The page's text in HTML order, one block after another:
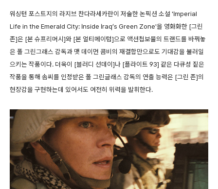
워싱턴 포스트지의 라지브 찬다라세카란이 저술한 논픽션 소설 'Imperial
Life in the Emerald City: Inside Iraq’s Green Zone'을 영화화한 [그린
존]은 [본 슈프리머시]와 [본 얼티메이텀]으로 액션첩보물의 트랜드를 바꿔놓
은 폴 그린그래스 감독과 맷 데이먼 콤비의 재결합만으로도 기대감을 불러일
으키는 작품이다. 더욱이 [블러디 선데이]나 [플라이트 93] 같은 다큐성 짙은
작품을 통해 솜씨를 인정받은 폴 그린글래스 감독의 연출 능력은 [그린 존]의
현장감을 구현하는데 있어서도 여전히 위력을 발휘한다.